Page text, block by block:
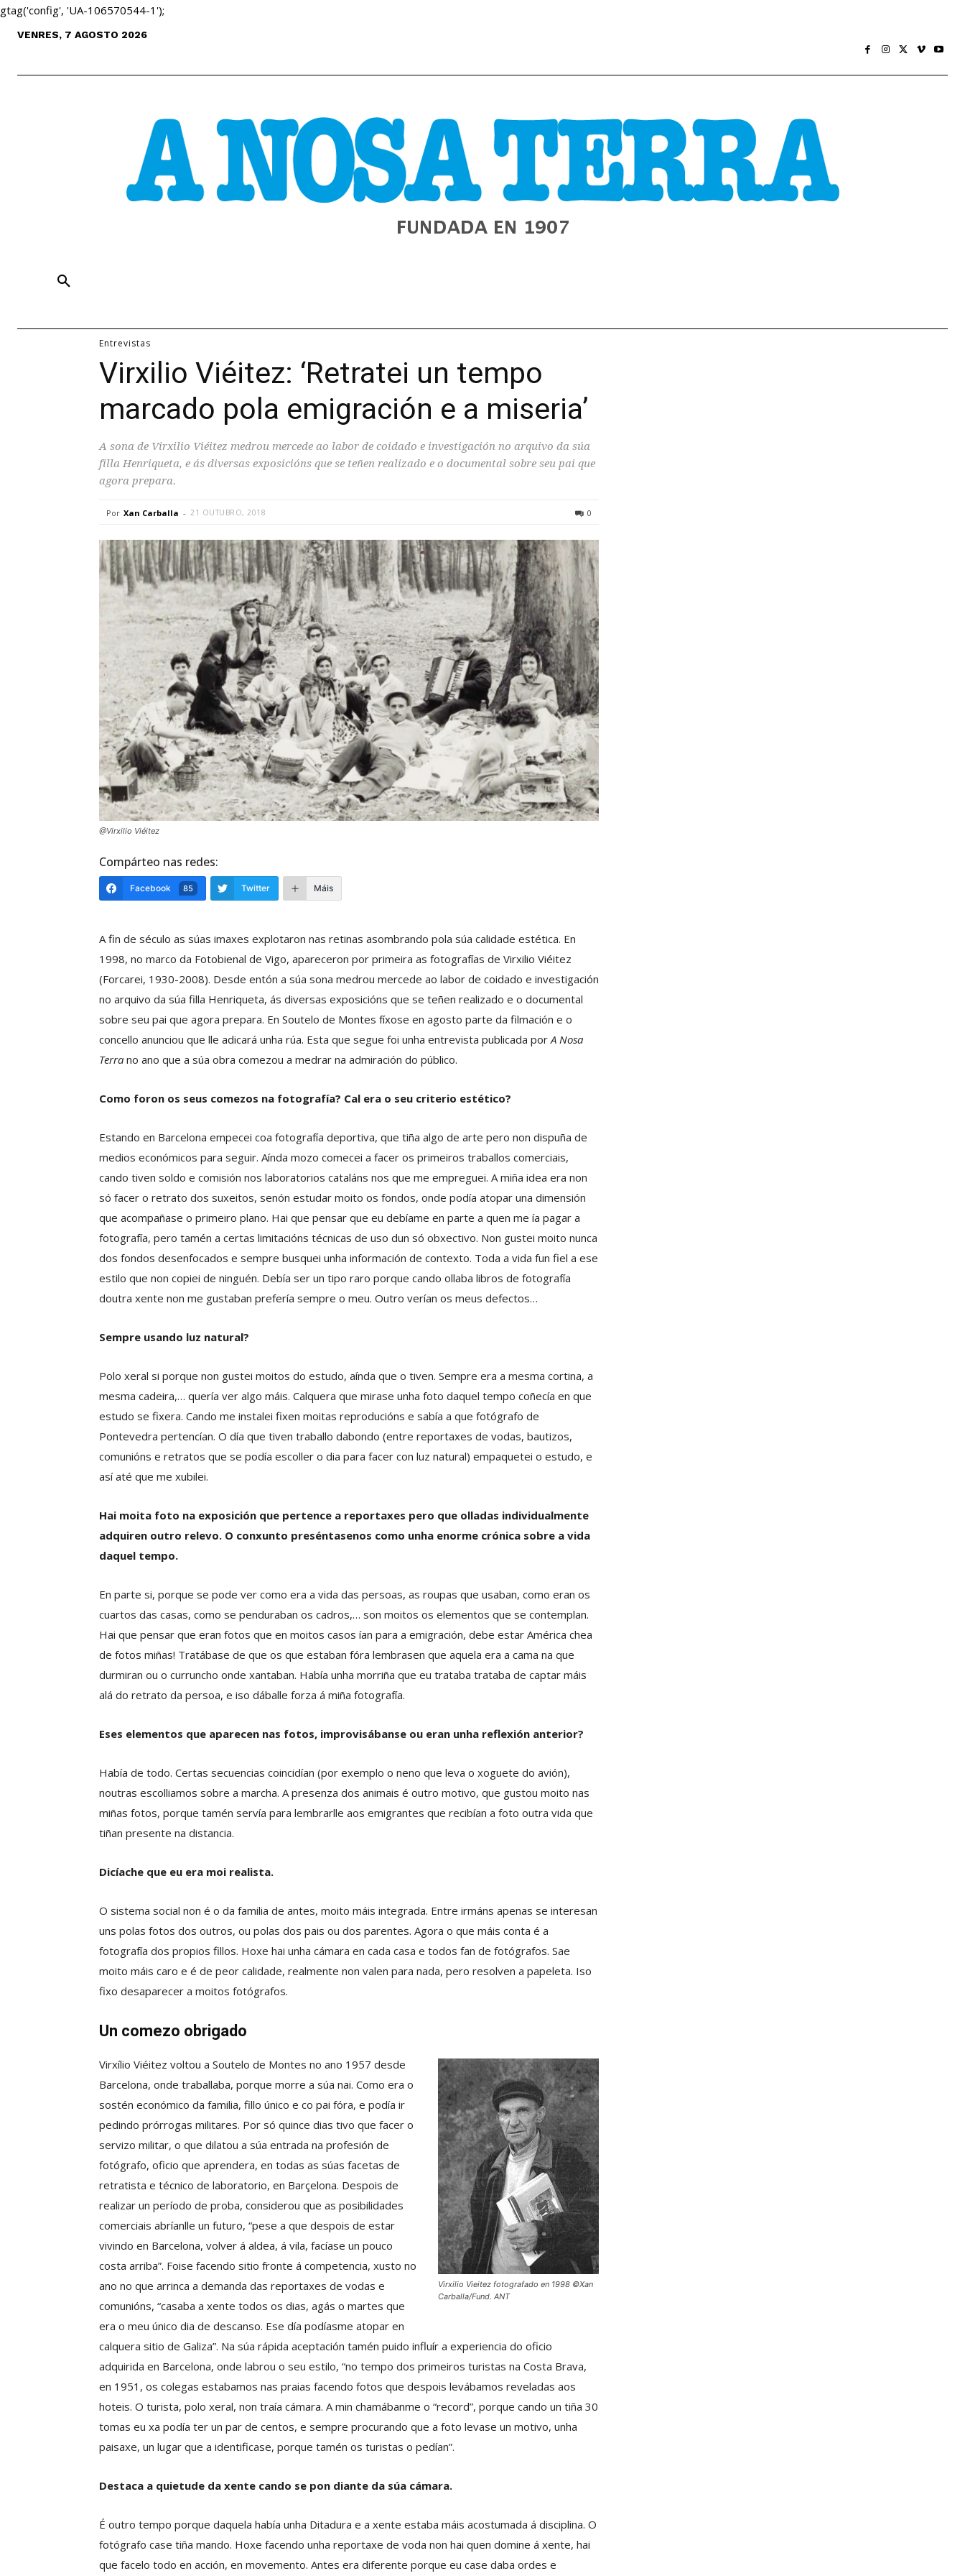
gtag('config', 'UA-106570544-1');
VENRES, 7 AGOSTO 2026
Entrevistas
Virxilio Viéitez: ‘Retratei un tempo
marcado pola emigración e a miseria’
A sona de Virxilio Viéitez medrou mercede ao labor de coidado e investigación no arquivo da súa
filla Henriqueta, e ás diversas exposicións que se teñen realizado e o documental sobre seu pai que
agora prepara.
Por Xan Carballa - 21 OUTUBRO, 2018 0
@Virxilio Viéitez
Compárteo nas redes:
Facebook 85 Twitter Máis
A fin de século as súas imaxes explotaron nas retinas asombrando pola súa calidade estética. En
1998, no marco da Fotobienal de Vigo, apareceron por primeira as fotografías de Virxilio Viéitez
(Forcarei, 1930-2008). Desde entón a súa sona medrou mercede ao labor de coidado e investigación
no arquivo da súa filla Henriqueta, ás diversas exposicións que se teñen realizado e o documental
sobre seu pai que agora prepara. En Soutelo de Montes fíxose en agosto parte da filmación e o
concello anunciou que lle adicará unha rúa. Esta que segue foi unha entrevista publicada porA Nosa
Terra no ano que a súa obra comezou a medrar na admiración do público.
Como foron os seus comezos na fotografía? Cal era o seu criterio estético?
Estando en Barcelona empecei coa fotografía deportiva, que tiña algo de arte pero non dispuña de
medios económicos para seguir. Aínda mozo comecei a facer os primeiros traballos comerciais,
cando tiven soldo e comisión nos laboratorios cataláns nos que me empreguei. A miña idea era non
só facer o retrato dos suxeitos, senón estudar moito os fondos, onde podía atopar una dimensión
que acompañase o primeiro plano. Hai que pensar que eu debíame en parte a quen me ía pagar a
fotografía, pero tamén a certas limitacións técnicas de uso dun só obxectivo. Non gustei moito nunca
dos fondos desenfocados e sempre busquei unha información de contexto. Toda a vida fun fiel a ese
estilo que non copiei de ninguén. Debía ser un tipo raro porque cando ollaba libros de fotografía
doutra xente non me gustaban prefería sempre o meu. Outro verían os meus defectos…
Sempre usando luz natural?
Polo xeral si porque non gustei moitos do estudo, aínda que o tiven. Sempre era a mesma cortina, a
mesma cadeira,… quería ver algo máis. Calquera que mirase unha foto daquel tempo coñecía en que
estudo se fixera. Cando me instalei fixen moitas reproducións e sabía a que fotógrafo de
Pontevedra pertencían. O día que tiven traballo dabondo (entre reportaxes de vodas, bautizos,
comunións e retratos que se podía escoller o dia para facer con luz natural) empaquetei o estudo, e
así até que me xubilei.
Hai moita foto na exposición que pertence a reportaxes pero que olladas individualmente
adquiren outro relevo. O conxunto preséntasenos como unha enorme crónica sobre a vida
daquel tempo.
En parte si, porque se pode ver como era a vida das persoas, as roupas que usaban, como eran os
cuartos das casas, como se penduraban os cadros,… son moitos os elementos que se contemplan.
Hai que pensar que eran fotos que en moitos casos ían para a emigración, debe estar América chea
de fotos miñas! Tratábase de que os que estaban fóra lembrasen que aquela era a cama na que
durmiran ou o curruncho onde xantaban. Había unha morriña que eu trataba trataba de captar máis
alá do retrato da persoa, e iso dáballe forza á miña fotografía.
Eses elementos que aparecen nas fotos, improvisábanse ou eran unha reflexión anterior?
Había de todo. Certas secuencias coincidían (por exemplo o neno que leva o xoguete do avión),
noutras escolliamos sobre a marcha. A presenza dos animais é outro motivo, que gustou moito nas
miñas fotos, porque tamén servía para lembrarlle aos emigrantes que recibían a foto outra vida que
tiñan presente na distancia.
Dicíache que eu era moi realista.
O sistema social non é o da familia de antes, moito máis integrada. Entre irmáns apenas se interesan
uns polas fotos dos outros, ou polas dos pais ou dos parentes. Agora o que máis conta é a
fotografía dos propios fillos. Hoxe hai unha cámara en cada casa e todos fan de fotógrafos. Sae
moito máis caro e é de peor calidade, realmente non valen para nada, pero resolven a papeleta. Iso
fixo desaparecer a moitos fotógrafos.
Un comezo obrigado
Virxilio Vieitez fotografado en 1998 ©Xan
Carballa/Fund. ANT
Virxílio Viéitez voltou a Soutelo de Montes no ano 1957 desde
Barcelona, onde traballaba, porque morre a súa nai. Como era o
sostén económico da familia, fillo único e co pai fóra, e podía ir
pedindo prórrogas militares. Por só quince dias tivo que facer o
servizo militar, o que dilatou a súa entrada na profesión de
fotógrafo, oficio que aprendera, en todas as súas facetas de
retratista e técnico de laboratorio, en Barçelona. Despois de
realizar un período de proba, considerou que as posibilidades
comerciais abríanlle un futuro, “pese a que despois de estar
vivindo en Barcelona, volver á aldea, á vila, facíase un pouco
costa arriba”. Foise facendo sitio fronte á competencia, xusto no
ano no que arrinca a demanda das reportaxes de vodas e
comunións, “casaba a xente todos os dias, agás o martes que
era o meu único dia de descanso. Ese día podíasme atopar en
calquera sitio de Galiza”. Na súa rápida aceptación tamén puido influír a experiencia do oficio
adquirida en Barcelona, onde labrou o seu estilo, “no tempo dos primeiros turistas na Costa Brava,
en 1951, os colegas estabamos nas praias facendo fotos que despois levábamos reveladas aos
hoteis. O turista, polo xeral, non traía cámara. A min chamábanme o “record”, porque cando un tiña 30
tomas eu xa podía ter un par de centos, e sempre procurando que a foto levase un motivo, unha
paisaxe, un lugar que a identificase, porque tamén os turistas o pedían”.
Destaca a quietude da xente cando se pon diante da súa cámara.
É outro tempo porque daquela había unha Ditadura e a xente estaba máis acostumada á disciplina. O
fotógrafo case tiña mando. Hoxe facendo unha reportaxe de voda non hai quen domine á xente, hai
que facelo todo en acción, en movemento. Antes era diferente porque eu case daba ordes e